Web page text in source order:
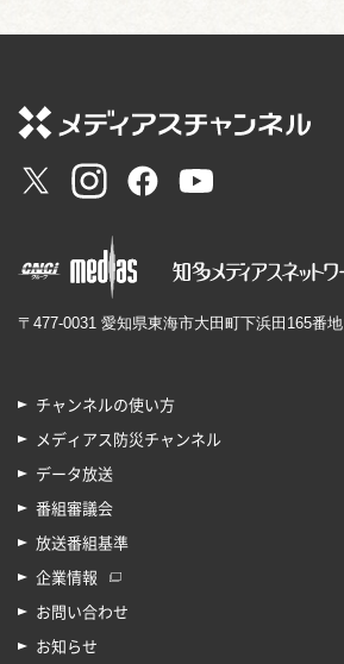
〒477-0031 愛知県東海市大田町下浜田165番地
チャンネルの使い方
メディアス防災チャンネル
データ放送
番組審議会
放送番組基準
企業情報
お問い合わせ
お知らせ